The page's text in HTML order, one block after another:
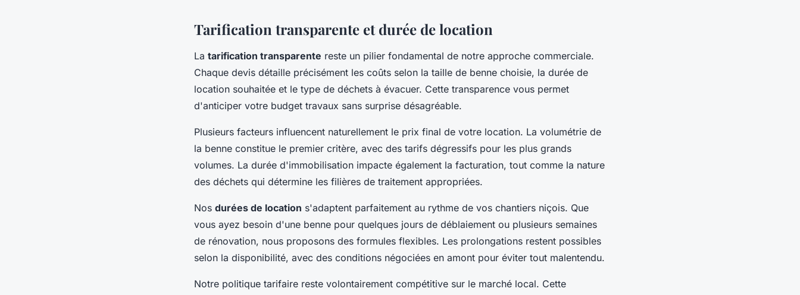
Tarification transparente et durée de location
La tarification transparente reste un pilier fondamental de notre approche commerciale.
Chaque devis détaille précisément les coûts selon la taille de benne choisie, la durée de
location souhaitée et le type de déchets à évacuer. Cette transparence vous permet
d'anticiper votre budget travaux sans surprise désagréable.
Plusieurs facteurs influencent naturellement le prix final de votre location. La volumétrie de
la benne constitue le premier critère, avec des tarifs dégressifs pour les plus grands
volumes. La durée d'immobilisation impacte également la facturation, tout comme la nature
des déchets qui détermine les filières de traitement appropriées.
Nos durées de location s'adaptent parfaitement au rythme de vos chantiers niçois. Que
vous ayez besoin d'une benne pour quelques jours de déblaiement ou plusieurs semaines
de rénovation, nous proposons des formules flexibles. Les prolongations restent possibles
selon la disponibilité, avec des conditions négociées en amont pour éviter tout malentendu.
Notre politique tarifaire reste volontairement compétitive sur le marché local. Cette